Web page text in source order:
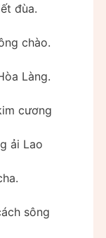
đùa.
chào.
Làng.
cương
ải Lao
sông